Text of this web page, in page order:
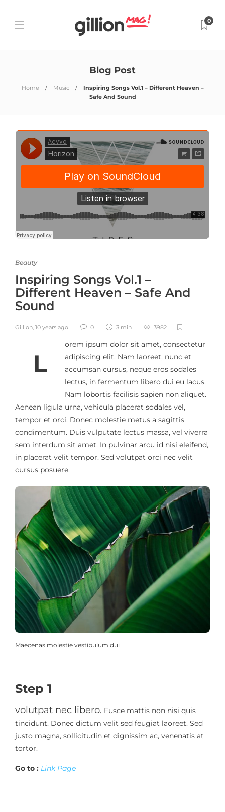
0
Blog Post
Home Music
Inspiring Songs Vol.1 – Different Heaven –
Safe And Sound
Beauty
Inspiring Songs Vol.1 –
Different Heaven – Safe And
Sound
Gillion, 10 years ago 0 3 min 3982
L
orem ipsum dolor sit amet, consectetur
adipiscing elit. Nam laoreet, nunc et
accumsan cursus, neque eros sodales
lectus, in fermentum libero dui eu lacus.
Nam lobortis facilisis sapien non aliquet.
Aenean ligula urna, vehicula placerat sodales vel,
tempor et orci. Donec molestie metus a sagittis
condimentum. Duis vulputate lectus massa, vel viverra
sem interdum sit amet. In pulvinar arcu id nisi eleifend,
in placerat velit tempor. Sed volutpat orci nec velit
cursus posuere.
Maecenas molestie vestibulum dui
Step 1
volutpat nec libero. Fusce mattis non nisi quis
tincidunt. Donec dictum velit sed feugiat laoreet. Sed
justo magna, sollicitudin et dignissim ac, venenatis at
tortor.
Go to : Link Page